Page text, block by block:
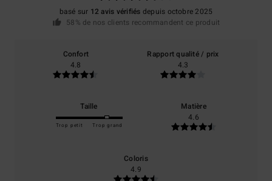
basé sur 12 avis vérifiés depuis octobre 2025
58% de nos clients recommandent ce produit
Confort
4.8
Rapport qualité / prix
4.3
Taille
Trop petit Trop grand
Matière
4.6
Coloris
4.9